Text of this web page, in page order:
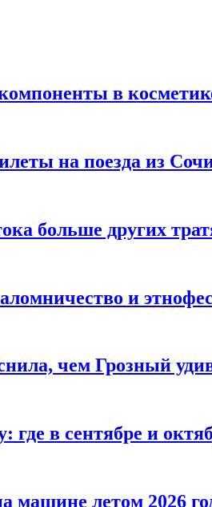
в
на поезда из
больше других
и
чем Грозный
в сентябре и
машине летом 2026